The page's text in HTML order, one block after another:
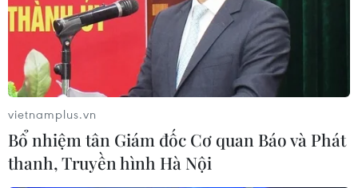
vietnamplus.vn
Bổ nhiệm tân Giám đốc Cơ quan Báo và Phát
thanh, Truyền hình Hà Nội